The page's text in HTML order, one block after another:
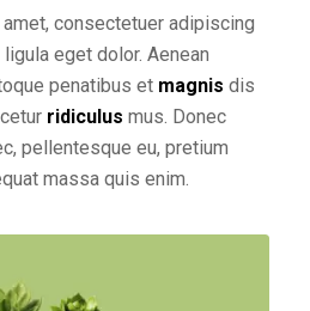
consectetuer adipiscing
eget dolor. Aenean
penatibus et magnis dis
ridiculus mus. Donec
pellentesque eu, pretium
massa quis enim.